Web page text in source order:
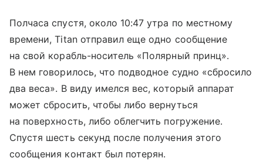
Полчаса спустя, около 10:47 утра по местному
времени, Titan отправил еще одно сообщение
на свой корабль-носитель «Полярный принц».
В нем говорилось, что подводное судно «сбросило
два веса». В виду имелся вес, который аппарат
может сбросить, чтобы либо вернуться
на поверхность, либо облегчить погружение.
Спустя шесть секунд после получения этого
сообщения контакт был потерян.